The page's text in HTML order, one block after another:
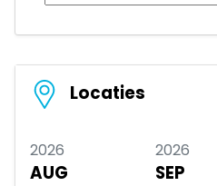
Locaties
2026
AUG
2026
SEP